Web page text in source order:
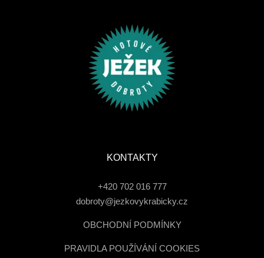
KONTAKTY
+420 702 016 777
dobroty@jezkovykrabicky.cz
OBCHODNÍ PODMÍNKY
PRAVIDLA POUŽÍVÁNÍ COOKIES